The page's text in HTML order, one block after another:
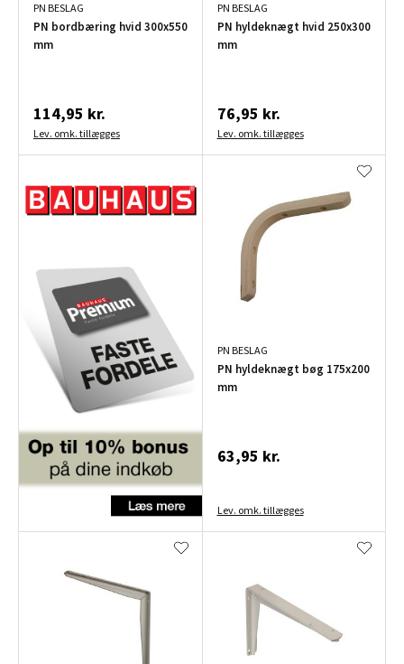
PN BESLAG
PN bordbæring hvid 300x550
mm
114,95 kr.
Lev. omk. tillægges
PN BESLAG
PN hyldeknægt hvid 250x300
mm
76,95 kr.
Lev. omk. tillægges
PN BESLAG
PN hyldeknægt bøg 175x200
mm
63,95 kr.
Lev. omk. tillægges